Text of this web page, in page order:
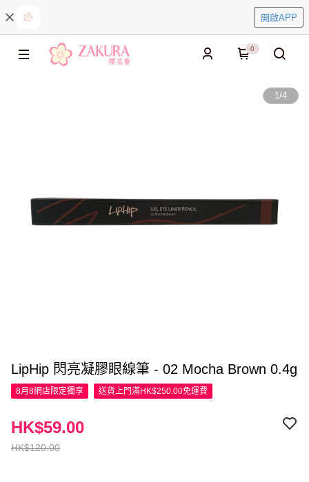
開啟APP
0
1/4
LipHip 閃亮凝膠眼線筆 - 02 Mocha Brown 0.4g
8月8網店限定獨享 送貨上門滿HK$250.00免運費
HK$120.00
HK$59.00